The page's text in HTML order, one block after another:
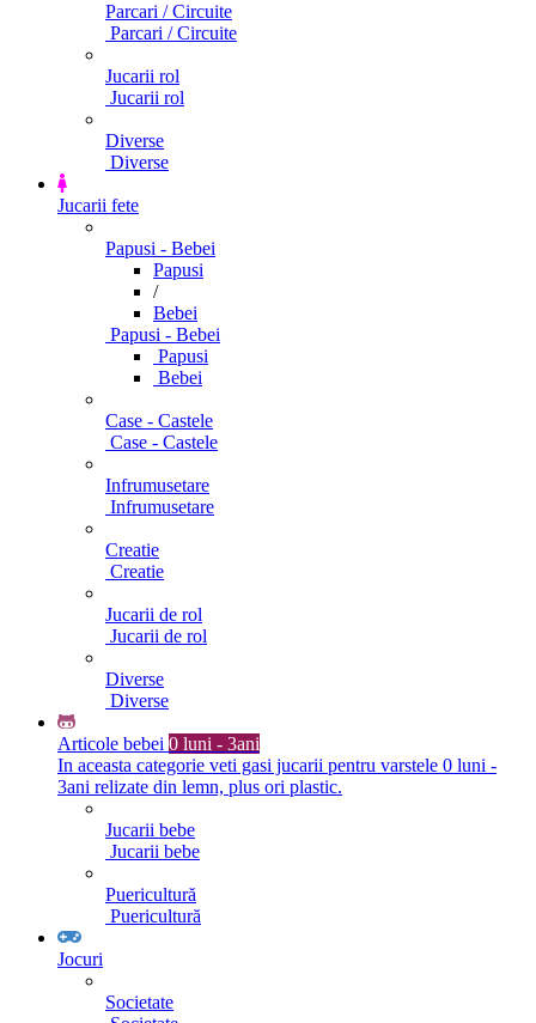
Parcari / Circuite
Parcari / Circuite
Jucarii rol
Jucarii rol
Diverse
Diverse
Jucarii fete
Papusi - Bebei
Papusi
/
Bebei
Papusi - Bebei
Papusi
Bebei
Case - Castele
Case - Castele
Infrumusetare
Infrumusetare
Creatie
Creatie
Jucarii de rol
Jucarii de rol
Diverse
Diverse
Articole bebei 0 luni - 3ani
In aceasta categorie veti gasi jucarii pentru varstele 0 luni -
3ani relizate din lemn, plus ori plastic.
Jucarii bebe
Jucarii bebe
Puericultură
Puericultură
Jocuri
Societate